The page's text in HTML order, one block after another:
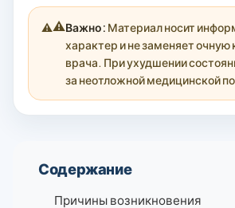
⚠️Важно: Материал носит
характер и не заменяет очную
врача. При ухудшении
за неотложной медицинской
Содержание
Причины возникновения